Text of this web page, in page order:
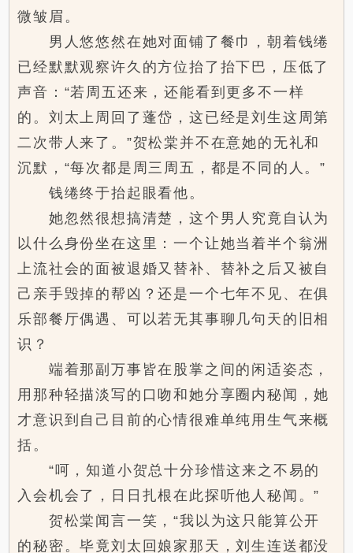
微皱眉。
男人悠悠然在她对面铺了餐巾，朝着钱绻
已经默默观察许久的方位抬了抬下巴，压低了
声音：“若周五还来，还能看到更多不一样
的。刘太上周回了蓬岱，这已经是刘生这周第
二次带人来了。”贺松棠并不在意她的无礼和
沉默，“每次都是周三周五，都是不同的人。”
钱绻终于抬起眼看他。
她忽然很想搞清楚，这个男人究竟自认为
以什么身份坐在这里：一个让她当着半个翁洲
上流社会的面被退婚又替补、替补之后又被自
己亲手毁掉的帮凶？还是一个七年不见、在俱
乐部餐厅偶遇、可以若无其事聊几句天的旧相
识？
端着那副万事皆在股掌之间的闲适姿态，
用那种轻描淡写的口吻和她分享圈内秘闻，她
才意识到自己目前的心情很难单纯用生气来概
括。
“呵，知道小贺总十分珍惜这来之不易的
入会机会了，日日扎根在此探听他人秘闻。”
贺松棠闻言一笑，“我以为这只能算公开
的秘密。毕竟刘太回娘家那天，刘生连送都没